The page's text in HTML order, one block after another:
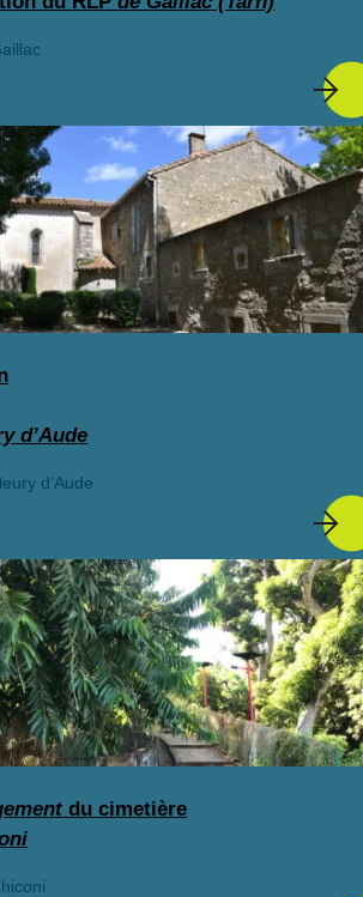
d’Aude
d’Aude
du cimetière